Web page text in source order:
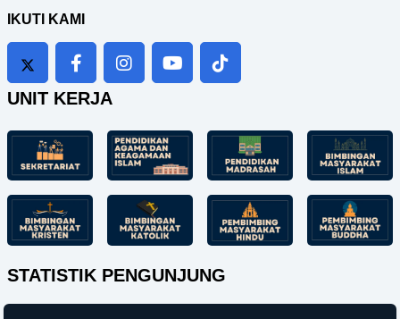
IKUTI KAMI
UNIT KERJA
STATISTIK PENGUNJUNG